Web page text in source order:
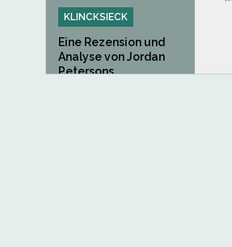
KLINCKSIECK
Eine Rezension und
Analyse von Jordan
Petersons...